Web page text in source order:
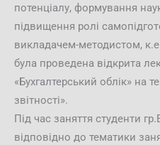
потенціалу, формування
підвищення ролі
викладачем-методистом,
була проведена відкрита
«Бухгалтерський облік» на
звітності».
Під час заняття студенти
відповідно до тематики